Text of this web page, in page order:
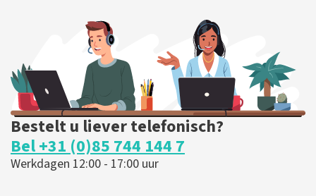
BESTEL NU
Bestelt u liever telefonisch?
Bel +31 (0)85 744 144 7
Werkdagen 12:00 - 17:00 uur